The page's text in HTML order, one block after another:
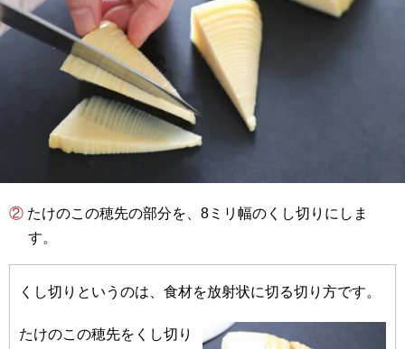
② たけのこの穂先の部分を、8ミリ幅のくし切りにしま
す。
くし切りというのは、食材を放射状に切る切り方です。
たけのこの穂先をくし切り